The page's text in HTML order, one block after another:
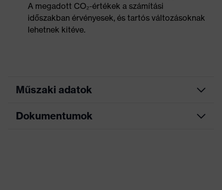
A megadott CO₂-értékek a számítási
időszakban érvényesek, és tartós változásoknak
lehetnek kitéve.
Műszaki adatok
Keresőszín (szűrő)
Dokumentumok